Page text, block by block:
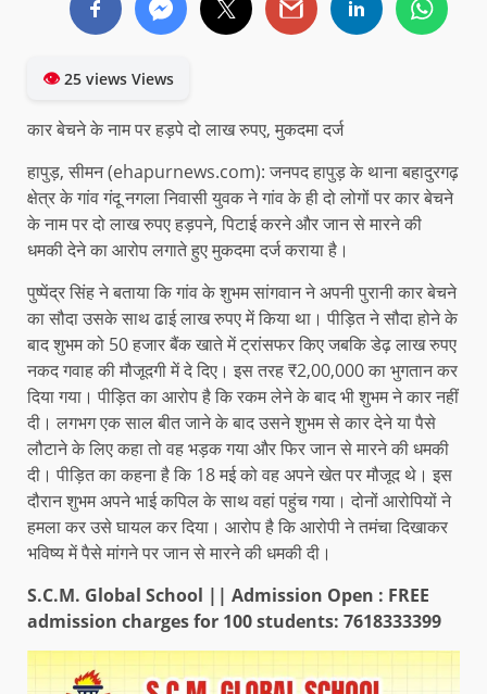
👁25 views Views
कार बेचने के नाम पर हड़पे दो लाख रुपए, मुकदमा दर्ज
हापुड़, सीमन (ehapurnews.com): जनपद हापुड़ के थाना बहादुरगढ़
क्षेत्र के गांव गंदू नगला निवासी युवक ने गांव के ही दो लोगों पर कार बेचने
के नाम पर दो लाख रुपए हड़पने, पिटाई करने और जान से मारने की
धमकी देने का आरोप लगाते हुए मुकदमा दर्ज कराया है।
पुष्पेंद्र सिंह ने बताया कि गांव के शुभम सांगवान ने अपनी पुरानी कार बेचने
का सौदा उसके साथ ढाई लाख रुपए में किया था। पीड़ित ने सौदा होने के
बाद शुभम को 50 हजार बैंक खाते में ट्रांसफर किए जबकि डेढ़ लाख रुपए
नकद गवाह की मौजूदगी में दे दिए। इस तरह ₹2,00,000 का भुगतान कर
दिया गया। पीड़ित का आरोप है कि रकम लेने के बाद भी शुभम ने कार नहीं
दी। लगभग एक साल बीत जाने के बाद उसने शुभम से कार देने या पैसे
लौटाने के लिए कहा तो वह भड़क गया और फिर जान से मारने की धमकी
दी। पीड़ित का कहना है कि 18 मई को वह अपने खेत पर मौजूद थे। इस
दौरान शुभम अपने भाई कपिल के साथ वहां पहुंच गया। दोनों आरोपियों ने
हमला कर उसे घायल कर दिया। आरोप है कि आरोपी ने तमंचा दिखाकर
भविष्य में पैसे मांगने पर जान से मारने की धमकी दी।
S.C.M. Global School || Admission Open : FREE
admission charges for 100 students: 7618333399